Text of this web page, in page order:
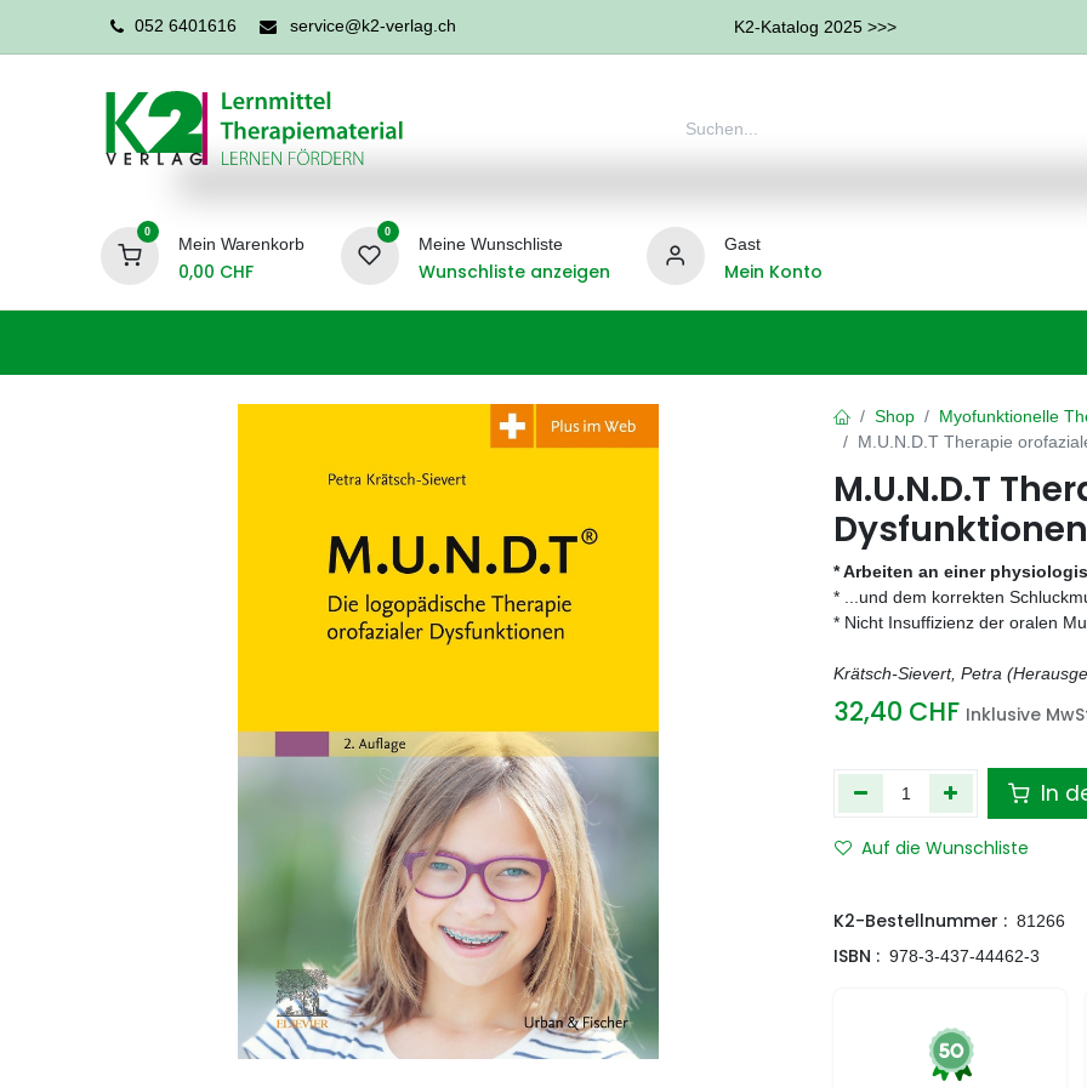
052 6401616 service@k2-verlag.ch K2-Katalog 2025 >>>
0
Mein Warenkorb
0,00 CHF
0
Meine Wunschliste
Wunschliste anzeigen
Gast
Mein Konto
Shop
Myofunktionelle
M.U.N.D.T Therapie
M.U.N.D.T
Dysfunktionen
* Arbeiten an einer
* ...und dem korrekten
* Nicht Insuffizienz der oralen
Krätsch-Sievert, Petra
32,40 CHF Inklusive
In
Auf die Wunschliste
K2-Bestellnummer : 81266
ISBN : 978-3-437-44462-3